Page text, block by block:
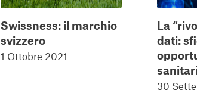
Swissness: il marchio
svizzero
1 Ottobre 2021
La
dati:
30